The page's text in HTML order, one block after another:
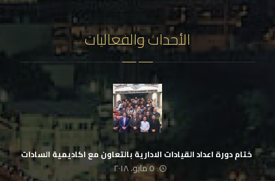
الأحداث والفعاليات
‏ ختام دورة اعداد القيادات الادارية بالتعاون مع اكاديمية السادات
٥ مايو، ٢٠١٨